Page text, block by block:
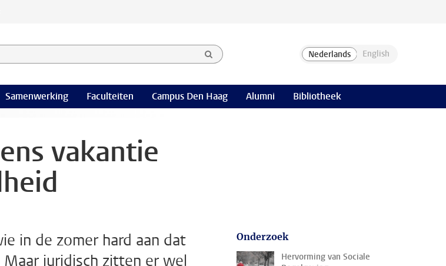
en selecteer categorie
Samenwerking Faculteiten Campus Den Haag Alumni Bibliotheek
vakantie
in de zomer hard aan dat
juridisch zitten er wel
Onderzoek
Hervorming van Sociale